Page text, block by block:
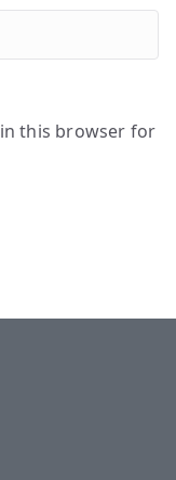
this browser for